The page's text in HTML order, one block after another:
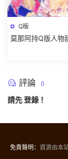
Q版
莫那阿持Q版人物
練2024【畫質高
評論 0
請先登錄 ！
免責聲明： 資源由本